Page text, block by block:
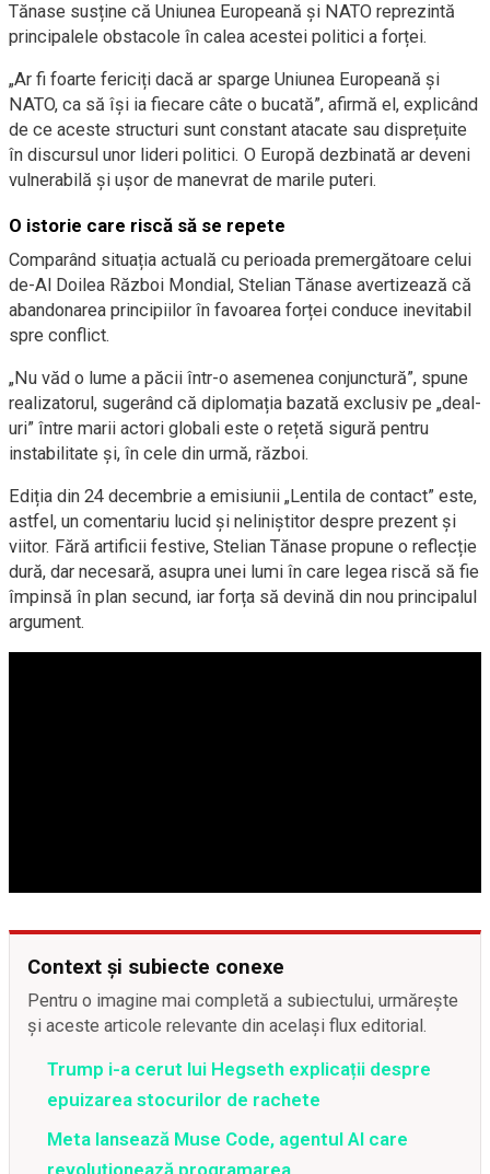
Tănase susține că Uniunea Europeană și NATO reprezintă
principalele obstacole în calea acestei politici a forței.
„Ar fi foarte fericiți dacă ar sparge Uniunea Europeană și
NATO, ca să își ia fiecare câte o bucată”, afirmă el, explicând
de ce aceste structuri sunt constant atacate sau disprețuite
în discursul unor lideri politici. O Europă dezbinată ar deveni
vulnerabilă și ușor de manevrat de marile puteri.
O istorie care riscă să se repete
Comparând situația actuală cu perioada premergătoare celui
de-Al Doilea Război Mondial, Stelian Tănase avertizează că
abandonarea principiilor în favoarea forței conduce inevitabil
spre conflict.
„Nu văd o lume a păcii într-o asemenea conjunctură”, spune
realizatorul, sugerând că diplomația bazată exclusiv pe „deal-
uri” între marii actori globali este o rețetă sigură pentru
instabilitate și, în cele din urmă, război.
Ediția din 24 decembrie a emisiunii „Lentila de contact” este,
astfel, un comentariu lucid și neliniștitor despre prezent și
viitor. Fără artificii festive, Stelian Tănase propune o reflecție
dură, dar necesară, asupra unei lumi în care legea riscă să fie
împinsă în plan secund, iar forța să devină din nou principalul
argument.
Context și subiecte conexe
Pentru o imagine mai completă a subiectului, urmărește
și aceste articole relevante din același flux editorial.
Trump i-a cerut lui Hegseth explicații despre
epuizarea stocurilor de rachete
Meta lansează Muse Code, agentul AI care